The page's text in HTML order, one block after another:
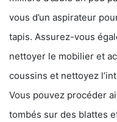
vous d’un aspirateur
tapis. Assurez-vous
nettoyer le mobilier et
coussins et nettoyez
Vous pouvez procéder
tombés sur des blattes